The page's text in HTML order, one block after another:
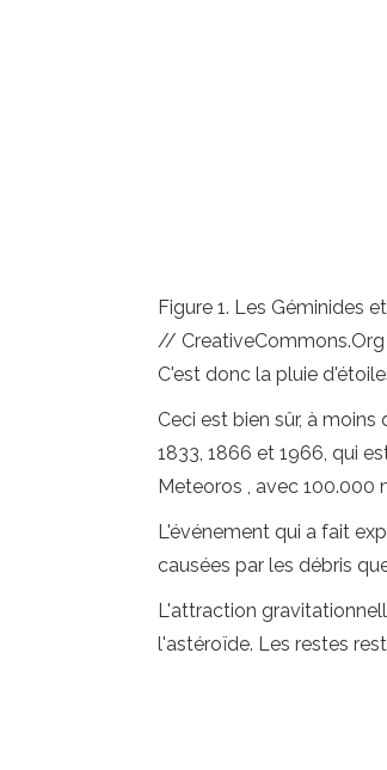
Figure 1. Les Géminides
//
C'est donc la pluie
Ceci est bien sûr, à
1833, 1866 et 1966, qui
Meteoros , avec 100.000
L'événement qui a fait
causées par les débris
L'attraction
l'astéroïde. Les restes